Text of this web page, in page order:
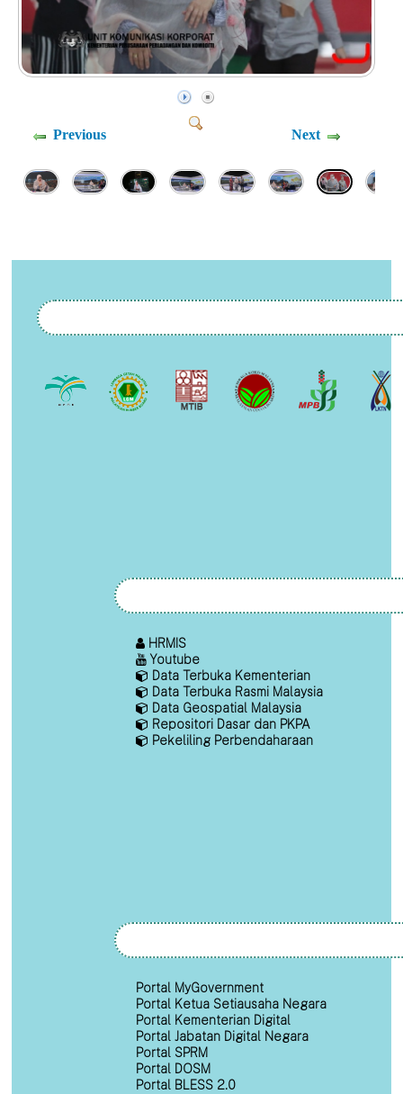
Previous Next
HRMIS
Youtube
Data Terbuka Kementerian
Data Terbuka Rasmi Malaysia
Data Geospatial Malaysia
Repositori Dasar dan PKPA
Pekeliling Perbendaharaan
Portal MyGovernment
Portal Ketua Setiausaha Negara
Portal Kementerian Digital
Portal Jabatan Digital Negara
Portal SPRM
Portal DOSM
Portal BLESS 2.0